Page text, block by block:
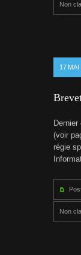
Non
17 MAI
(voir
régie
Non